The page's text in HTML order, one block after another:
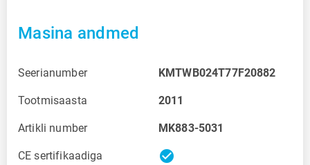
Masina andmed
Seerianumber KMTWB024T77F20882
Tootmisaasta 2011
Artikli number MK883-5031
CE sertifikaadiga check_circle